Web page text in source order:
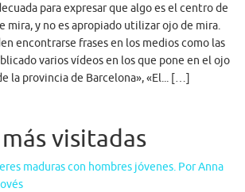
para expresar que algo es el centro de
mira, y no es apropiado utilizar ojo de mira.
encontrarse frases en los medios como las
varios vídeos en los que pone en el ojo
la provincia de Barcelona», «El... […]
visitadas
maduras con hombres jóvenes. Por Anna